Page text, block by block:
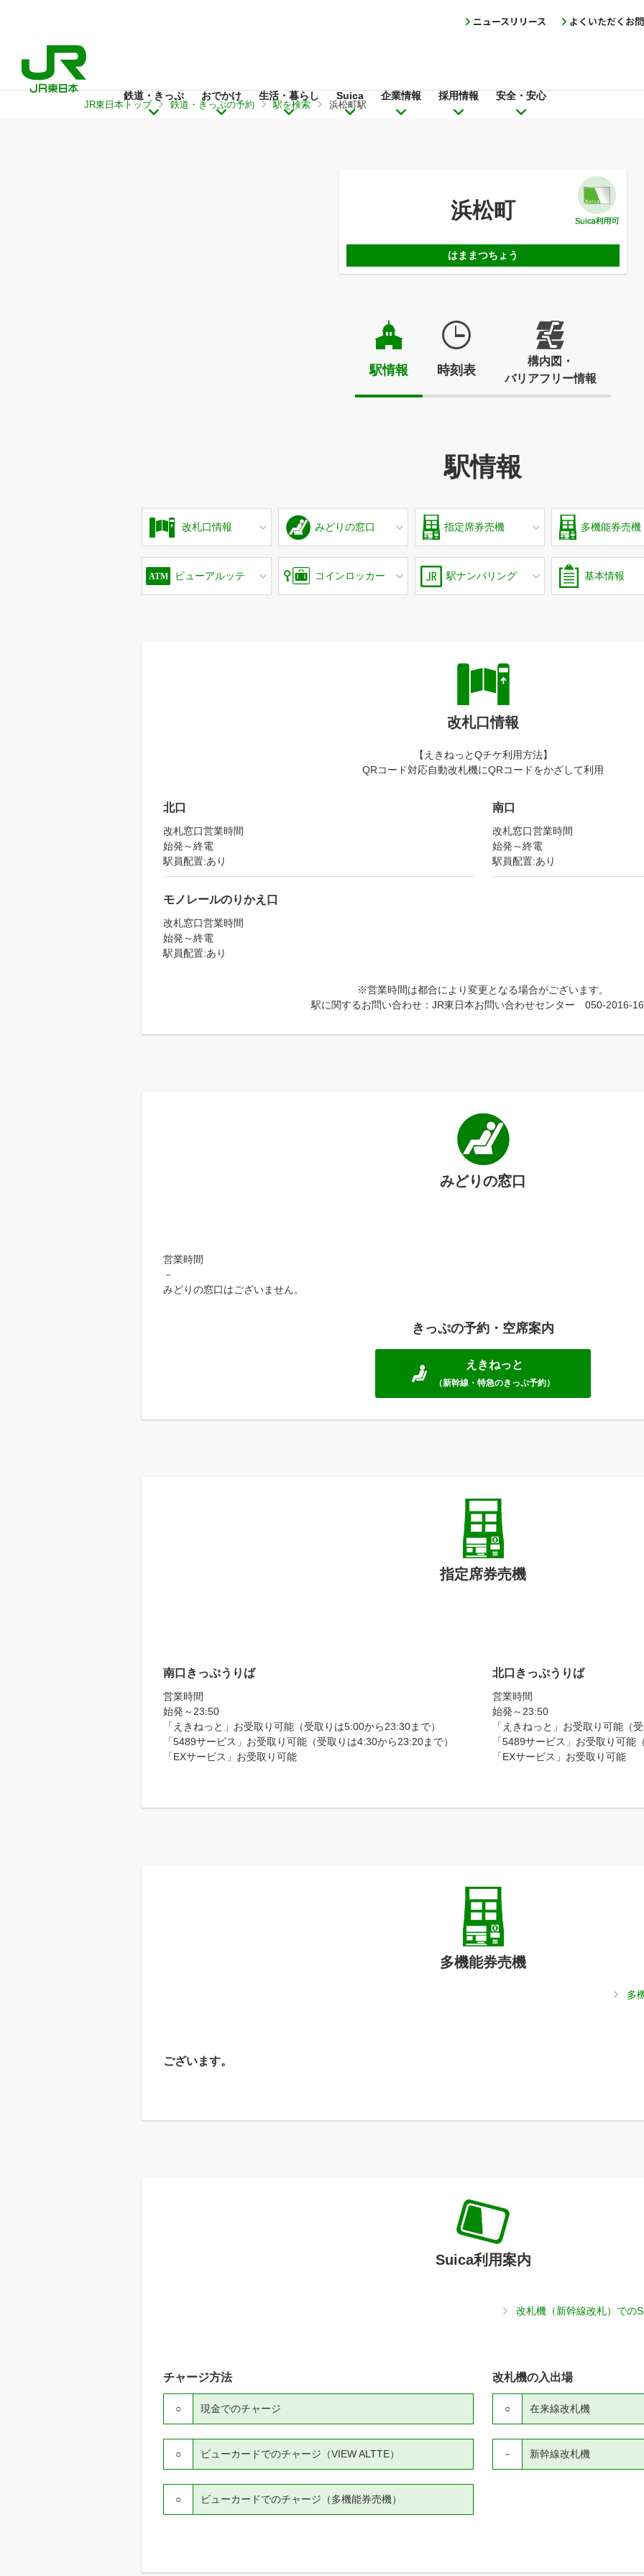
鉄道・きっぷ おでかけ 生活・暮らし Suica 企業情報 採用情報 安全・安心
よくいただくお
ニュースリリース
JR東日本トップ 鉄道・きっぷの予約 駅を検索 浜松町駅
浜松町
はままつちょう
駅情報 時刻表
構内図・
バリアフリー情報
駅情報
改札口情報 みどりの窓口 指定席券売機 多機能券売機
ビューアルッテ コインロッカー 駅ナンバリング 基本情報
改札口情報
【えきねっとQチケ利用方法】
QRコード対応自動改札機にQRコードをかざして利用
北口
改札窓口営業時間
始発～終電
駅員配置:あり
南口
改札窓口営業時間
始発～終電
駅員配置:あり
モノレールのりかえ口
改札窓口営業時間
始発～終電
駅員配置:あり
※営業時間は都合により変更となる場合がございます。
駅に関するお問い合わせ：JR東日本お問い合わせセンター 050-2016-
みどりの窓口
営業時間
－
みどりの窓口はございません。
きっぷの予約・空席案内
えきねっと
（新幹線・特急のきっぷ予約）
指定席券売機
南口きっぷうりば
営業時間
始発～23:50
「えきねっと」お受取り可能（受取りは5:00から23:30まで）
「5489サービス」お受取り可能（受取りは4:30から23:20まで）
「EXサービス」お受取り可能
北口きっぷうりば
営業時間
始発～23:50
「えきねっと」お受取り可能（
「5489サービス」お受取り可
「EXサービス」お受取り可能
多機能券売機
多
ございます。
Suica利用案内
改札機（新幹線改札）での
チャージ方法
現金でのチャージ
○
ビューカードでのチャージ（VIEW ALTTE）
○
ビューカードでのチャージ（多機能券売機）
○
改札機の入出場
在来線改札機
○
新幹線改札機
－